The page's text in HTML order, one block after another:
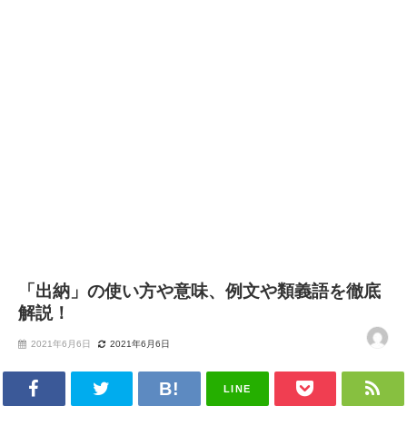
「出納」の使い方や意味、例文や類義語を徹底
解説！
2021年6月6日 2021年6月6日
LINE